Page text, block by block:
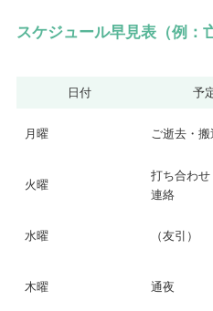
スケジュール早見表（例：
日付 予
月曜 ご逝去・
火曜
打ち合わ
連絡
水曜 （友引）
木曜 通夜